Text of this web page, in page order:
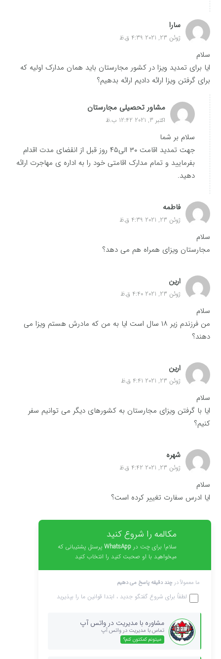
سارا
ژوئن 23, 2021 4:39 ق.ظ
سلام
ایا برای تمدید ویزا در کشور مجارستان باید همان مدارک اولیه که
برای گرفتن ویزا ارائه دادیم ارائه بدهیم؟
مشاور تحصیلی مجارستان
اکتبر 3, 2021 12:42 ب.ظ
سلام بر شما
جهت تمدید اقامت ۳۰ الی۴۵ روز قبل از انقضای مدت اقدام
بفرمایید و تمام مدارک اقامتی خود را به اداره ی مهاجرت ارائه
دهید.
فاطمه
ژوئن 23, 2021 4:39 ق.ظ
سلام
مجارستان ویزای همراه هم می دهد؟
ارین
ژوئن 23, 2021 4:40 ق.ظ
سلام
من فرزندم زیر ۱۸ سال است ایا به من که مادرش هستم ویزا می
دهند؟
ارین
ژوئن 23, 2021 4:41 ق.ظ
سلام
ایا با گرفتن ویزای مجارستان به کشورهای دیگر می توانیم سفر
کنیم؟
شهره
ژوئن 23, 2021 4:42 ق.ظ
سلام
ایا ادرس سفارت تغییر کرده است؟
علی
ایا هزینه ی سفارت را باید به تومان بدهیم؟
سارا
ایا می توانیم در سفارت فارسی حرف بزنیم؟
مکالمه را شروع کنید
سلام! برای چت در WhatsApp پرسنل پشتیبانی که
میخواهید با او صحبت کنید را انتخاب کنید
ما معمولاً در چند دقیقه پاسخ می دهیم
لطفاً برای شروع گفتگو جدید ، ابتدا قوانین ما را بپذیرید
مشاوره با مدیریت در واتس آپ
تماس با مدیریت در واتس آپ
میتونم کمکتون کنم؟